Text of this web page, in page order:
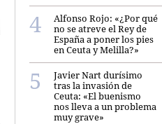
Alfonso Rojo: «¿Por qué
no se atreve el Rey de
España a poner los pies
en Ceuta y Melilla?»
Javier Nart durísimo
tras la invasión de
Ceuta: «El buenismo
nos lleva a un problema
muy grave»